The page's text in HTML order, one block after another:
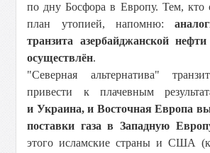
по дну Босфора в Европу. Тем, кто
план утопией, напомню:
транзита азербайджанской
осуществлён.
"Северная альтернатива"
привести к плачевным
и Украина, и Восточная Европа
поставки газа в Западную
этого исламские страны и США